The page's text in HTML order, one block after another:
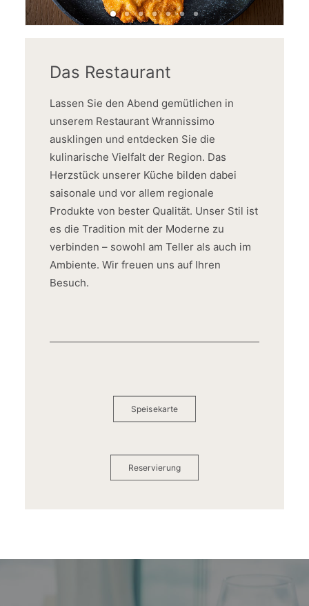
Das Restaurant
Lassen Sie den Abend gemütlichen in
unserem Restaurant Wrannissimo
ausklingen und entdecken Sie die
kulinarische Vielfalt der Region. Das
Herzstück unserer Küche bilden dabei
saisonale und vor allem regionale
Produkte von bester Qualität. Unser Stil ist
es die Tradition mit der Moderne zu
verbinden – sowohl am Teller als auch im
Ambiente. Wir freuen uns auf Ihren
Besuch.
Speisekarte
Reservierung